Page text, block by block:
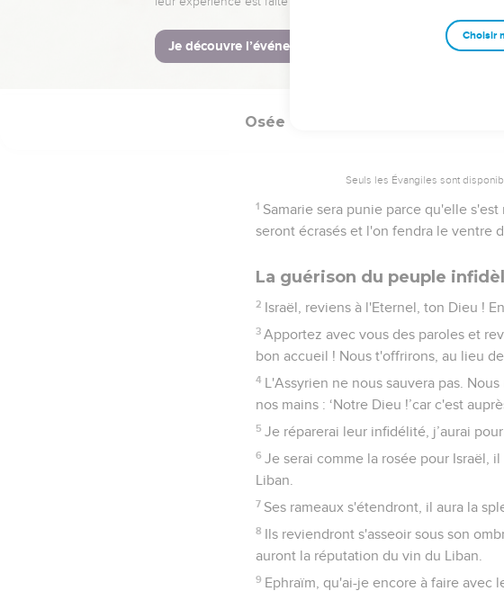
Ephraïm a beau prospérer au milieu
désert, mettra ses sources à sec et
précieux.
Osée
Seuls les Évangiles sont
1 Samarie sera punie parce qu'elle
seront écrasés et l'on fendra le ventre
La guérison du peuple
2 Israël, reviens à l'Eternel, ton Dieu !
3 Apportez avec vous des paroles et
bon accueil ! Nous t'offrirons, au lieu
4 L'Assyrien ne nous sauvera pas.
nos mains : ‘Notre Dieu !’car c'est
5 Je réparerai leur infidélité, j’aurai
6 Je serai comme la rosée pour Israël,
Liban.
7 Ses rameaux s'étendront, il aura la
8 Ils reviendront s'asseoir sous son
auront la réputation du vin du Liban.
9 Ephraïm, qu'ai-je encore à faire avec
Choisir